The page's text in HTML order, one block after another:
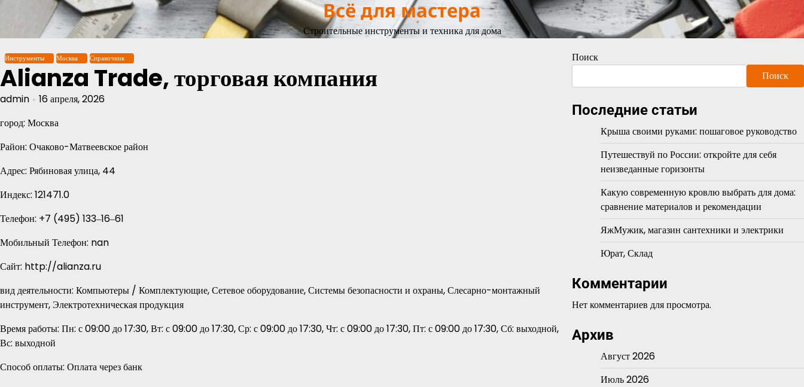
содержимому
Всё для мастера
Строительные инструменты и техника для дома
Инструменты Москва Справочник
Alianza Trade, торговая компания
admin
16 апреля, 2026
город: Москва
Район: Очаково-Матвеевское район
Адрес: Рябиновая улица, 44
Индекс: 121471.0
Телефон: +7 (495) 133‒16‒61
Мобильный Телефон: nan
Сайт: http://alianza.ru
вид деятельности: Компьютеры / Комплектующие, Сетевое оборудование, Системы безопасности и охраны, Слесарно-монтажный
инструмент, Электротехническая продукция
Время работы: Пн: с 09:00 до 17:30, Вт: с 09:00 до 17:30, Ср: с 09:00 до 17:30, Чт: с 09:00 до 17:30, Пт: с 09:00 до 17:30, Сб: выходной,
Вс: выходной
Способ оплаты: Оплата через банк
Поиск
Поиск
Последние статьи
Крыша своими руками: пошаговое руководство
Путешествуй по России: откройте для себя
неизведанные горизонты
Какую современную кровлю выбрать для дома:
сравнение материалов и рекомендации
ЯжМужик, магазин сантехники и электрики
Юрат, Склад
Комментарии
Нет комментариев для просмотра.
Архив
Август 2026
Июль 2026